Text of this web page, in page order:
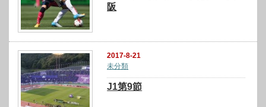
阪
2017-8-21
未分類
J1第9節